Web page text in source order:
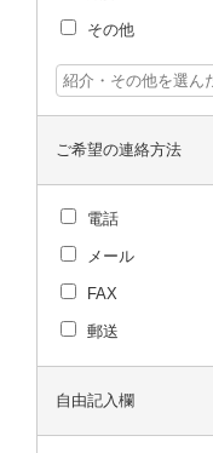
その他
ご希望の連絡方法
電話
メール
FAX
郵送
自由記入欄